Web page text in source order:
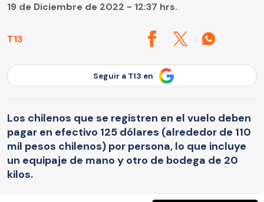
T13
19 de Diciembre de 2022 - 12:37 hrs.
Seguir a T13 en
Los chilenos que se registren en el vuelo deben
pagar en efectivo 125 dólares (alrededor de 110
mil pesos chilenos) por persona, lo que incluye
un equipaje de mano y otro de bodega de 20
kilos.